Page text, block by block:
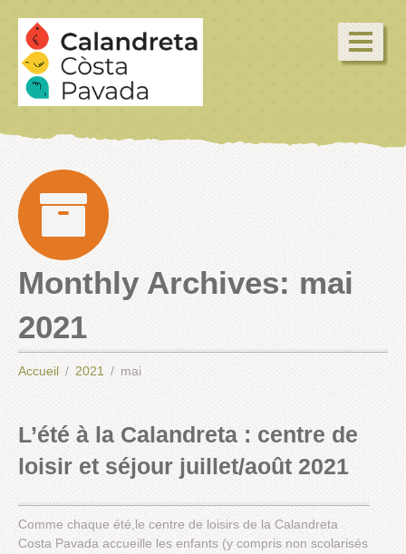
Monthly Archives: mai
2021
Accueil 2021 mai
L’été à la Calandreta : centre de
loisir et séjour juillet/août 2021
Comme chaque été,le centre de loisirs de la Calandreta
Costa Pavada accueille les enfants (y compris non scolarisés